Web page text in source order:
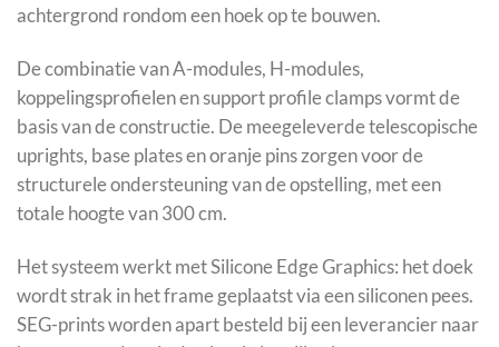
achtergrond rondom een hoek op te bouwen.
De combinatie van A-modules, H-modules,
koppelingsprofielen en support profile clamps vormt de
basis van de constructie. De meegeleverde telescopische
uprights, base plates en oranje pins zorgen voor de
structurele ondersteuning van de opstelling, met een
totale hoogte van 300 cm.
Het systeem werkt met Silicone Edge Graphics: het doek
wordt strak in het frame geplaatst via een siliconen pees.
SEG-prints worden apart besteld bij een leverancier naar